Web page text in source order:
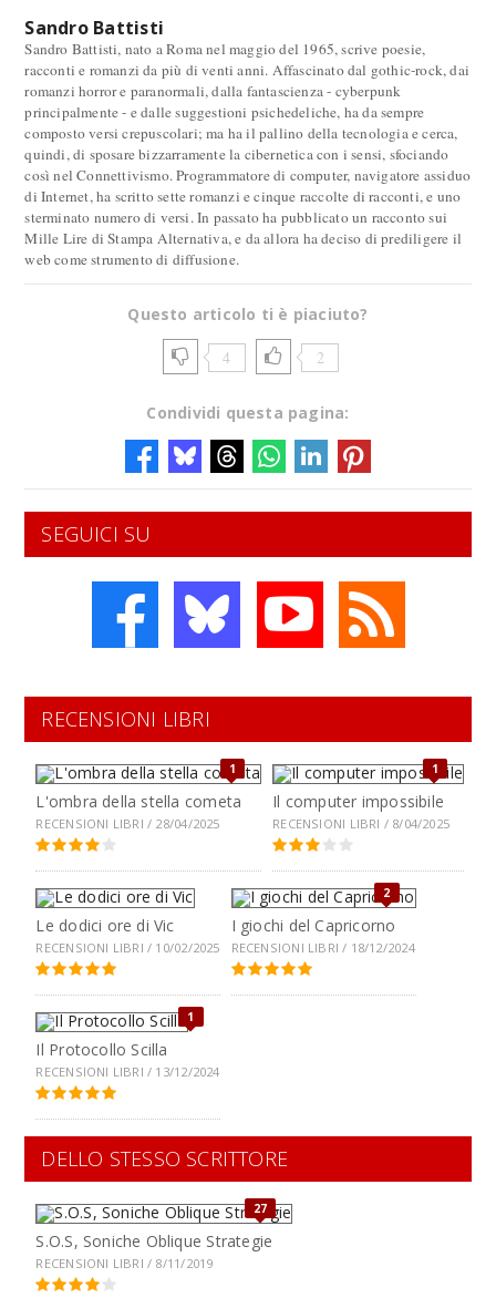
Sandro Battisti
Sandro Battisti, nato a Roma nel maggio del 1965, scrive poesie,
racconti e romanzi da più di venti anni. Affascinato dal gothic-rock, dai
romanzi horror e paranormali, dalla fantascienza - cyberpunk
principalmente - e dalle suggestioni psichedeliche, ha da sempre
composto versi crepuscolari; ma ha il pallino della tecnologia e cerca,
quindi, di sposare bizzarramente la cibernetica con i sensi, sfociando
così nel Connettivismo. Programmatore di computer, navigatore assiduo
di Internet, ha scritto sette romanzi e cinque raccolte di racconti, e uno
sterminato numero di versi. In passato ha pubblicato un racconto sui
Mille Lire di Stampa Alternativa, e da allora ha deciso di prediligere il
web come strumento di diffusione.
Questo articolo ti è piaciuto?
4 2
Condividi questa pagina:
SEGUICI SU
RECENSIONI LIBRI
1
L'ombra della stella cometa
RECENSIONI LIBRI / 28/04/2025
1
Il computer impossibile
RECENSIONI LIBRI / 8/04/2025
Le dodici ore di Vic
RECENSIONI LIBRI / 10/02/2025
2
I giochi del Capricorno
RECENSIONI LIBRI / 18/12/2024
1
Il Protocollo Scilla
RECENSIONI LIBRI / 13/12/2024
DELLO STESSO SCRITTORE
27
S.O.S, Soniche Oblique Strategie
RECENSIONI LIBRI / 8/11/2019